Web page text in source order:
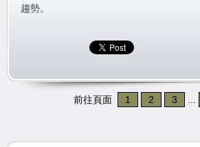
趨勢。
前往頁面 1 2 3